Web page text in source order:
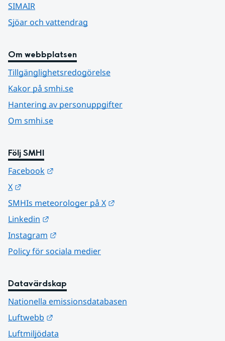
SIMAIR
Sjöar och vattendrag
Om webbplatsen
Tillgänglighetsredogörelse
Kakor på smhi.se
Hantering av personuppgifter
Om smhi.se
Följ SMHI
Facebook
X
SMHIs meteorologer på X
Linkedin
Instagram
Policy för sociala medier
Datavärdskap
Nationella emissionsdatabasen
Luftwebb
Luftmiljödata